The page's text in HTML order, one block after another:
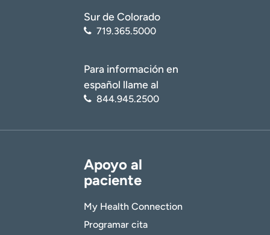
Sur de Colorado
719.365.5000
Para información en
español llame al
844.945.2500
Apoyo al
paciente
My Health Connection
Programar cita